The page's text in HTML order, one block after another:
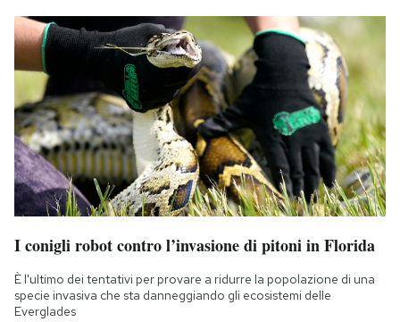
I conigli robot contro l’invasione di pitoni in Florida
È l'ultimo dei tentativi per provare a ridurre la popolazione di una
specie invasiva che sta danneggiando gli ecosistemi delle
Everglades